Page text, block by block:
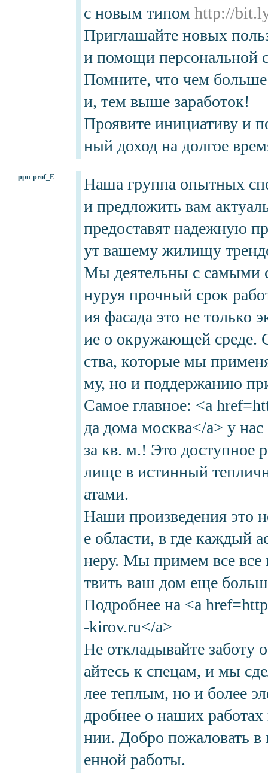
с новым типом http://
Приглашайте новых
и помощи персональной
Помните, что чем
и, тем выше заработок!
Проявите инициативу и
ный доход на долгое
ppu-prof_E
Наша группа опытных
и предложить вам
предоставят надежную
ут вашему жилищу
Мы деятельны с самыми
нуруя прочный срок
ия фасада это не только
ие о окружающей среде.
ства, которые мы
му, но и поддержанию
Самое главное: <a
да дома москва</a> у нас
за кв. м.! Это доступное
лище в истинный
атами.
Наши произведения это
е области, в где каждый
неру. Мы примем все все
твить ваш дом еще
Подробнее на <a
-kirov.ru</a>
Не откладывайте заботу
айтесь к спецам, и мы
лее теплым, но и более
дробнее о наших
нии. Добро пожаловать в
енной работы.